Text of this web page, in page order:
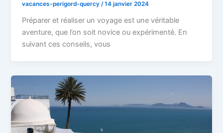
vacances-perigord-quercy/14 janvier 2024
Préparer et réaliser un voyage est une véritable
aventure, que l’on soit novice ou expérimenté. En
suivant ces conseils, vous